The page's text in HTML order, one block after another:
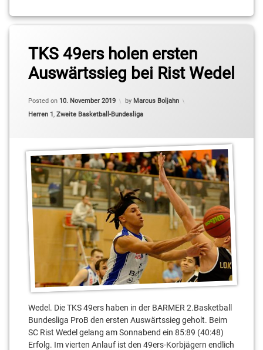
TKS 49ers holen ersten
Auswärtssieg bei Rist Wedel
Posted on 10. November 2019 by Marcus Boljahn
Categories:
Herren 1, Zweite Basketball-Bundesliga
Wedel. Die TKS 49ers haben in der BARMER 2.Basketball
Bundesliga ProB den ersten Auswärtssieg geholt. Beim
SC Rist Wedel gelang am Sonnabend ein 85:89 (40:48)
Erfolg. Im vierten Anlauf ist den 49ers-Korbjägern endlich
Alexander
Giese
Bundesliga
ProB
Emili
Kleinmachnow
Mubarak
Salami
Sebastian
Fülle
Stahnsdorf
Teltow
Thabo
Paul